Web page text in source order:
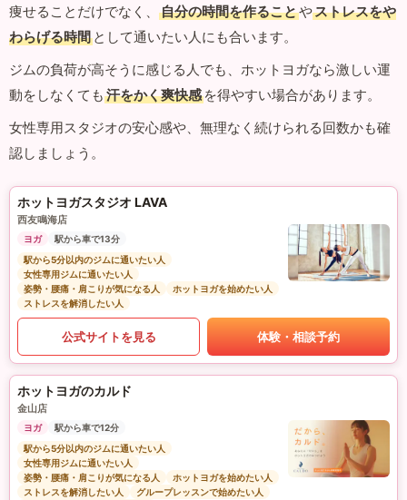
痩せることだけでなく、
自分の時間を作ることやストレスをや
わらげる時間 として通いたい人にも合います。
ジムの負荷が高そうに感じる人でも、ホットヨガなら激しい運
動をしなくても 汗をかく爽快感 を得やすい場合があります。
女性専用スタジオの安心感や、無理なく続けられる回数かも確
認しましょう。
ホットヨガスタジオ LAVA
西友鳴海店
ヨガ
駅から車で13分
駅から5分以内のジムに通いたい人
女性専用ジムに通いたい人
姿勢・腰痛・肩こりが気になる人
ホットヨガを始めたい人
ストレスを解消したい人
公式サイトを見る 体験・相談予約
ホットヨガのカルド
金山店
ヨガ
駅から車で12分
駅から5分以内のジムに通いたい人
女性専用ジムに通いたい人
姿勢・腰痛・肩こりが気になる人
ホットヨガを始めたい人
ストレスを解消したい人
グループレッスンで始めたい人